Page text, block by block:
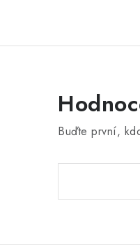
Buďte první,